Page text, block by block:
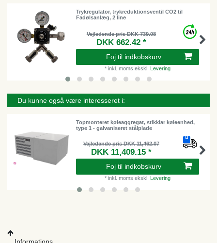
Trykregulator, trykreduktionsventil CO2 til
Fadølsanlæg, 2 line
Vejledende pris DKK 739.08
DKK 662.42 *
Foj til indkobskurv
* inkl. moms ekskl. Levering
Du kunne også være interesseret i:
Topmonteret køleaggregat, stikklar køleenhed,
type 1 - galvaniseret stålplade
Vejledende pris DKK 11,462.07
DKK 11,409.15 *
Foj til indkobskurv
* inkl. moms ekskl. Levering